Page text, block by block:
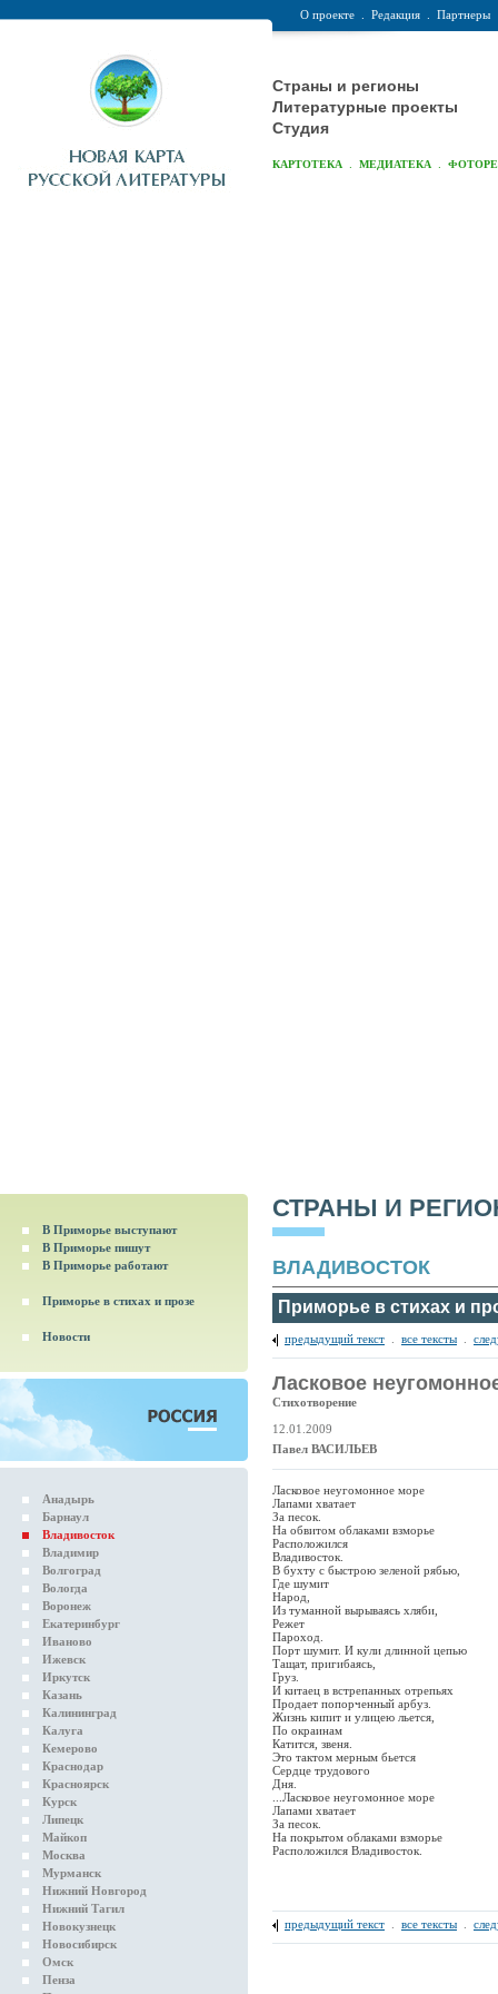
О проекте Редакция Партнеры
Страны и регионы
Литературные проекты
Студия
КАРТОТЕКА МЕДИАТЕКА
В Приморье выступают
В Приморье пишут
В Приморье работают
Приморье в стихах и прозе
Новости
Анадырь
Барнаул
Владивосток
Владимир
Волгоград
Вологда
Воронеж
Екатеринбург
Иваново
Ижевск
Иркутск
Казань
Калининград
Калуга
Кемерово
Краснодар
Красноярск
Курск
Липецк
Майкоп
Москва
Мурманск
Нижний Новгород
Нижний Тагил
Новокузнецк
Новосибирск
Омск
Пенза
СТРАНЫ И
ВЛАДИВОСТОК
Приморье в стихах и
предыдущий текст все тексты
Ласковое
Стихотворение
12.01.2009
Павел ВАСИЛЬЕВ
Ласковое неугомонное море
Лапами хватает
За песок.
На обвитом облаками взморье
Расположился
Владивосток.
В бухту с быстрою зеленой рябью,
Где шумит
Народ,
Из туманной вырываясь хляби,
Режет
Пароход.
Порт шумит. И кули длинной цепью
Тащат, пригибаясь,
Груз.
И китаец в встрепанных отрепьях
Продает попорченный арбуз.
Жизнь кипит и улицею льется,
По окраинам
Катится, звеня.
Это тактом мерным бьется
Сердце трудового
Дня.
...Ласковое неугомонное море
Лапами хватает
За песок.
На покрытом облаками взморье
Расположился Владивосток.
предыдущий текст все тексты